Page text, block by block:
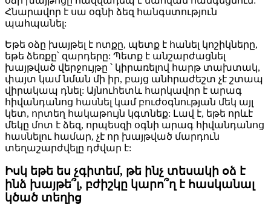
Հնարավոր է սա օգնի ձեզ հանգստություն
պահպանել:
Եթե օձը խայթել է ոտքը, պետք է հանել կոշիկները,
եթե ձեռքը՝ զարդերը: Պետք է անշարժացնել
խայթված վերջույթը ՝ կիրառելով հարթ տախտակ,
փայտ կամ նման մի իր, բայց անհրաժեշտ չէ շտապ
վիրակապ դնել: Այնուհետև հարկավոր է արագ
հիվանդանոց հասնել կամ բուժօգնության մեկ այլ
կետ, որտեղ հակաթույն կգտնեք: Լավ է, եթե որևէ
մեկը մոտ է ձեզ, որպեսզի օգնի արագ հիվանդանոց
հասնելու համար, չէ որ խայթված մարդուն
տեղաշարժվելը դժվար է:
Իսկ եթե ես չգիտեմ, թե ինչ տեսակի օձ է
ինձ խայթե՞լ, բժիշկը կարո՞ղ է հասկանալ
կծած տեղից